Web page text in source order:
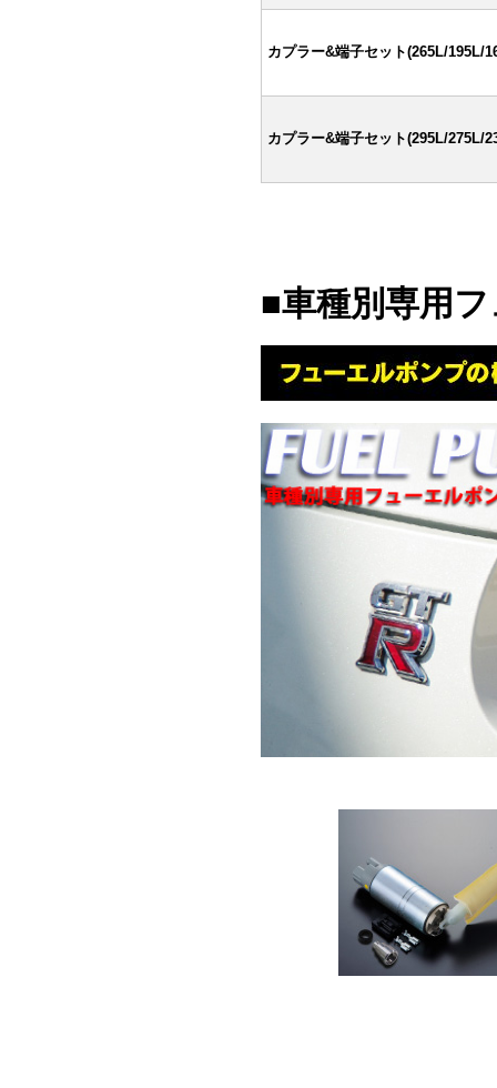
カプラー&端子セット(265L/195L/
カプラー&端子セット(295L/275L/
■車種別専用